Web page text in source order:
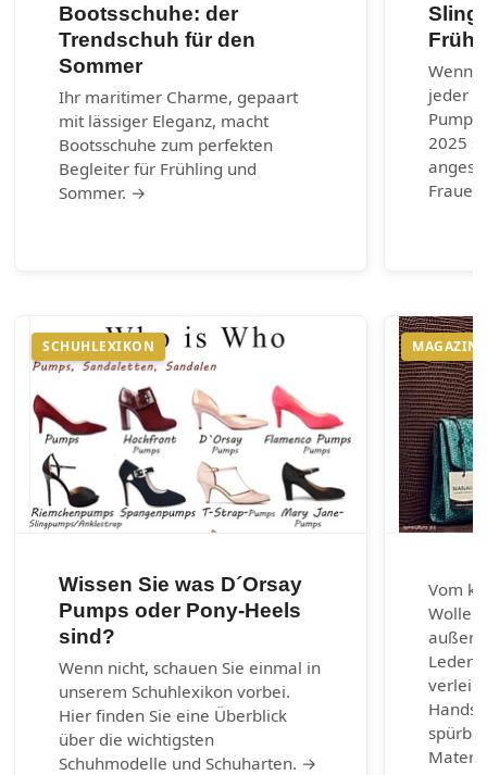
Bootsschuhe: der
Trendschuh für den
Sommer
Ihr maritimer Charme, gepaart
mit lässiger Eleganz, macht
Bootsschuhe zum perfekten
Begleiter für Frühling und
Sommer. →
Wenn
jeder
2025
SCHUHLEXIKON
Wissen Sie was D´Orsay
Pumps oder Pony-Heels
sind?
Wenn nicht, schauen Sie einmal in
unserem Schuhlexikon vorbei.
Hier finden Sie eine Überblick
über die wichtigsten
Schuhmodelle und Schuharten. →
MAGAZIN
Vom
Wolle